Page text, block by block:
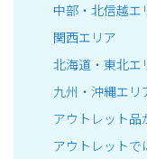
中部・北信越エ
関西エリア
北海道・東北エ
九州・沖縄エリ
アウトレット品
アウトレットで